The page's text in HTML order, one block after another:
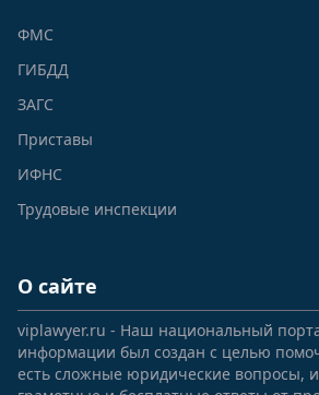
ФМС
ГИБДД
ЗАГС
Приставы
ИФНС
Трудовые инспекции
О сайте
viplawyer.ru - Наш национальный
информации был создан с целью
есть сложные юридические вопросы,